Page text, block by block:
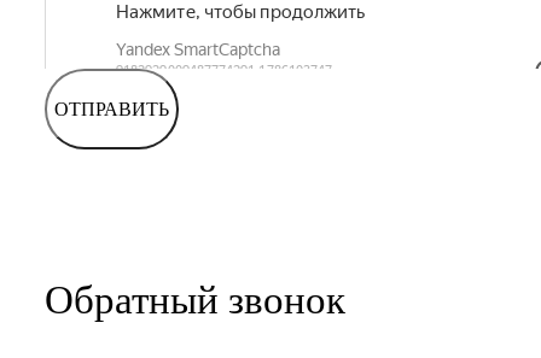
ОТПРАВИТЬ
Обратный звонок